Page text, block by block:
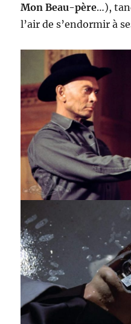
Mon Beau-père…),
l’air de s’endormir à